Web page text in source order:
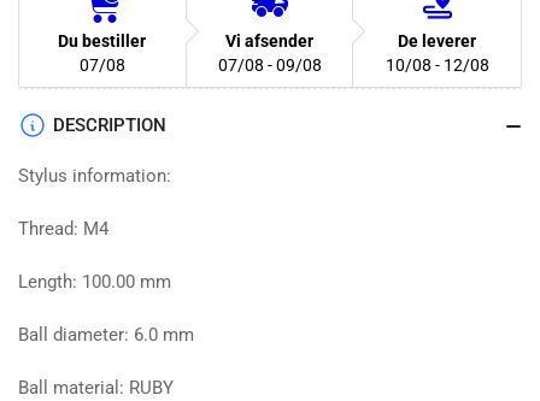
M4,
100mm,
Ø6
(H00027392)
pin,
M4,
100mm,
Ø6
Du bestiller
07/08
Vi afsender
07/08 - 09/08
De leverer
10/08 - 12/08
DESCRIPTION
Stylus information:
Thread: M4
Length: 100.00 mm
Ball diameter: 6.0 mm
Ball material: RUBY